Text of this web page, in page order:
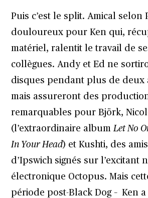
Puis c’est le split. Amical selon
douloureux pour Ken qui,
matériel, ralentit le travail de
collègues. Andy et Ed ne
disques pendant plus de deux
mais assureront des
remarquables pour Björk,
(l’extraordinaire albumLet No
In Your Head) et Kushti, des
d’Ipswich signés sur l’excitant
électronique Octopus. Mais
période post-Black Dog – Ken